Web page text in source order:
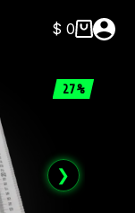
Carro
$ 0
27%
❯